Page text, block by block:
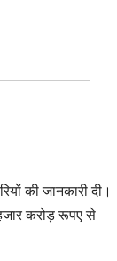
की जानकारी दी।
करोड़ रूपए से